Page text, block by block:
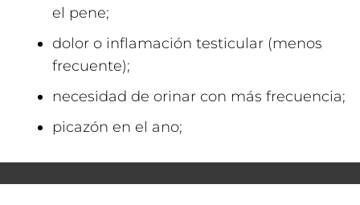
el pene;
dolor o inflamación testicular (menos
frecuente);
necesidad de orinar con más frecuencia;
picazón en el ano;